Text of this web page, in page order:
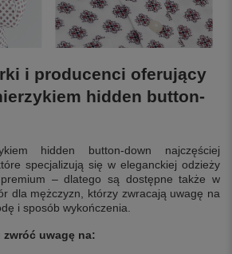
i producenci oferujący
hidden button-
hidden button-down najczęściej
specjalizują się w eleganckiej odzieży
– dlatego są dostępne także w
dla mężczyzn, którzy zwracają uwagę na
i sposób wykończenia.
uwagę na: